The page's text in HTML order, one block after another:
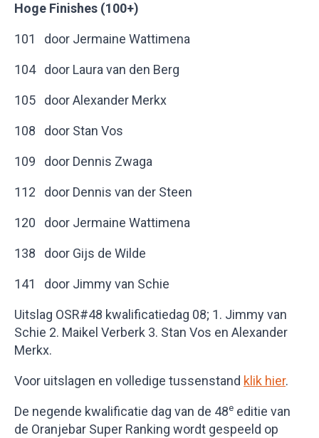
Hoge Finishes (100+)
101 door Jermaine Wattimena
104 door Laura van den Berg
105 door Alexander Merkx
108 door Stan Vos
109 door Dennis Zwaga
112 door Dennis van der Steen
120 door Jermaine Wattimena
138 door Gijs de Wilde
141 door Jimmy van Schie
Uitslag OSR#48 kwalificatiedag 08; 1. Jimmy van
Schie 2. Maikel Verberk 3. Stan Vos en Alexander
Merkx.
Voor uitslagen en volledige tussenstand klik hier.
De negende kwalificatie dag van de 48e editie van
de Oranjebar Super Ranking wordt gespeeld op